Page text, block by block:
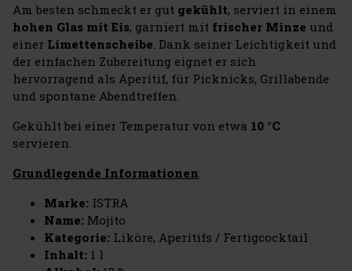
Am besten schmeckt er gut gekühlt, serviert in einem
hohen Glas mit Eis, garniert mit frischer Minze und
einer Limettenscheibe . Dank seiner Leichtigkeit und
der einfachen Zubereitung eignet er sich
hervorragend als Aperitif, für Picknicks, Grillabende
und spontane Abendtreffen.
Gekühlt bei einer Temperatur von etwa 10 °C
servieren.
Grundlegende Informationen:
Marke: ISTRA
Name: Mojito
Kategorie: Liköre, Aperitifs / Fertigcocktail
Inhalt: 1 l